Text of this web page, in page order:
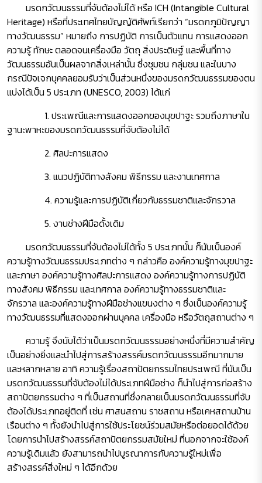
มรดกวัฒนธรรมที่จับต้องไม่ได้ หรือ ICH (Intangible Cultural
Heritage) หรือที่ประเทศไทยบัญญัติศัพท์เรียกว่า “มรดกภูมิปัญญา
ทางวัฒนธรรม” หมายถึง การปฏิบัติ การเป็นตัวแทน การแสดงออก
ความรู้ ทักษะ ตลอดจนเครื่องมือ วัตถุ สิ่งประดิษฐ์ และพื้นที่ทาง
วัฒนธรรมอันเป็นผลจากสิ่งเหล่านั้น ซึ่งชุมชน กลุ่มชน และในบาง
กรณีปัจเจกบุคคลยอมรับว่าเป็นส่วนหนึ่งของมรดกวัฒนธรรมของตน
แบ่งได้เป็น 5 ประเภท (UNESCO, 2003) ได้แก่
1. ประเพณีและการแสดงออกของมุขปาฐะ รวมถึงภาษาใน
ฐานะพาหะของมรดกวัฒนธรรมที่จับต้องไม่ได้
2. ศิลปะการแสดง
3. แนวปฏิบัติทางสังคม พิธีกรรม และงานเทศกาล
4. ความรู้และการปฏิบัติเกี่ยวกับธรรมชาติและจักรวาล
5. งานช่างฝีมือดั้งเดิม
มรดกวัฒนธรรมที่จับต้องไม่ได้ทั้ง 5 ประเภทนั้น ก็นับเป็นองค์
ความรู้ทางวัฒนธรรมประเภทต่าง ๆ กล่าวคือ องค์ความรู้ทางมุขปาฐะ
และภาษา องค์ความรู้ทางศิลปะการแสดง องค์ความรู้ทางการปฏิบัติ
ทางสังคม พิธีกรรม และเทศกาล องค์ความรู้ทางธรรมชาติและ
จักรวาล และองค์ความรู้ทางฝีมือช่างแขนงต่าง ๆ ซึ่งเป็นองค์ความรู้
ทางวัฒนธรรมที่แสดงออกผ่านบุคคล เครื่องมือ หรือวัตถุสถานต่าง ๆ
ความรู้ จึงนับได้ว่าเป็นมรดกวัฒนธรรมอย่างหนึ่งที่มีความสำคัญ
เป็นอย่างยิ่งและนำไปสู่การสร้างสรรค์มรดกวัฒนธรรมอีกมากมาย
และหลากหลาย อาทิ ความรู้เรื่องสถาปัตยกรรมไทยประเพณี ที่นับเป็น
มรดกวัฒนธรรมที่จับต้องไม่ได้ประเภทฝีมือช่าง ก็นำไปสู่การก่อสร้าง
สถาปัตยกรรมต่าง ๆ ที่เป็นสถานที่ซึ่งกลายเป็นมรดกวัฒนธรรมที่จับ
ต้องได้ประเภทอยู่ติดที่ เช่น ศาสนสถาน ราชสถาน หรือเคหสถานบ้าน
เรือนต่าง ๆ ทั้งยังนำไปสู่การใช้ประโยชน์ร่วมสมัยหรือต่อยอดได้ด้วย
โดยการนำไปสร้างสรรค์สถาปัตยกรรมสมัยใหม่ ที่นอกจากจะใช้องค์
ความรู้เดิมแล้ว ยังสามารถนำไปบูรณาการกับความรู้ใหม่เพื่อ
สร้างสรรค์สิ่งใหม่ ๆ ได้อีกด้วย